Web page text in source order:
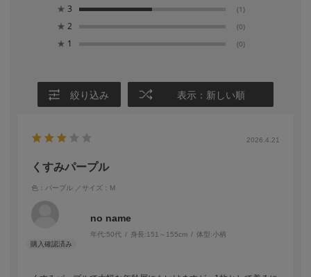
★ 3 (1)
★ 2 (0)
★ 1 (0)
絞り込み 表示：新しい順
2026.4.21
くすみパープル
色：パープル ／サイズ：M
no name
年代:50代 身長:151～155cm 体型:小柄